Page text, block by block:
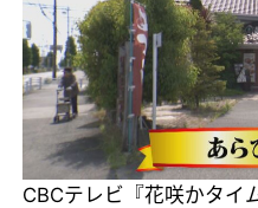
CBCテレビ『花咲かタイ